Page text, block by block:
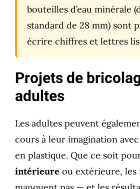
bouteilles d’eau minérale
standard de 28 mm) sont
écrire chiffres et lettres
Projets de
adultes
Les adultes peuvent
cours à leur imagination
en plastique. Que ce soit
intérieure ou extérieure, les